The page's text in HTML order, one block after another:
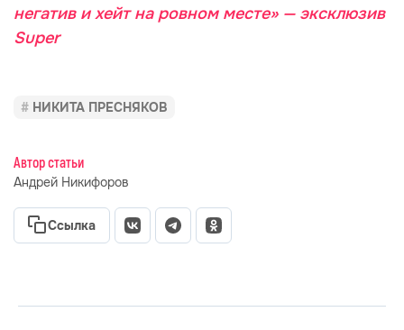
негатив и хейт на ровном месте» — эксклюзив
Super
НИКИТА ПРЕСНЯКОВ
Автор статьи
Андрей Никифоров
Ссылка